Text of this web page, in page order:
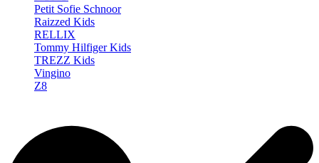
Petit Sofie Schnoor
Raizzed Kids
RELLIX
Tommy Hilfiger Kids
TREZZ Kids
Vingino
Z8